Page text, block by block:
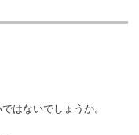
はないでしょうか。